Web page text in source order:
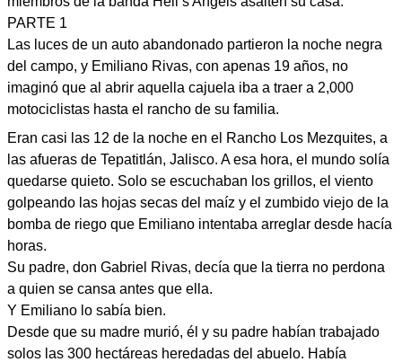
PARTE 1
Las luces de un auto abandonado partieron la noche negra
del campo, y Emiliano Rivas, con apenas 19 años, no
imaginó que al abrir aquella cajuela iba a traer a 2,000
motociclistas hasta el rancho de su familia.
Eran casi las 12 de la noche en el Rancho Los Mezquites, a
las afueras de Tepatitlán, Jalisco. A esa hora, el mundo solía
quedarse quieto. Solo se escuchaban los grillos, el viento
golpeando las hojas secas del maíz y el zumbido viejo de la
bomba de riego que Emiliano intentaba arreglar desde hacía
horas.
Su padre, don Gabriel Rivas, decía que la tierra no perdona
a quien se cansa antes que ella.
Y Emiliano lo sabía bien.
Desde que su madre murió, él y su padre habían trabajado
solos las 300 hectáreas heredadas del abuelo. Había